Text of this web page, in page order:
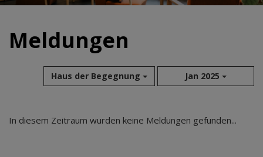
Meldungen
Haus der Begegnung Jan 2025
Aug 2026
In diesem Zeitraum wurden keine Meldungen gefunden...